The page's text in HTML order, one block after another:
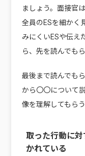
ましょう。面接官
全員のESを細かく
みにくいESや伝え
ら、先を読んでも
最後まで読んでも
から〇〇について
像を理解してもら
取った行動に
かれている